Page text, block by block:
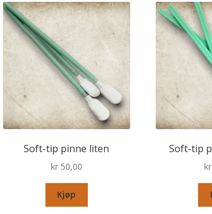
Soft-tip pinne liten
kr50,00
Kjøp
Soft-tip
kr